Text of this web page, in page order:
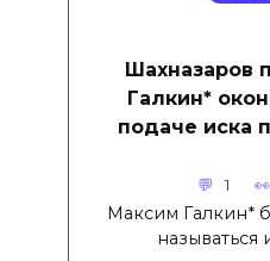
Шахназаров
Галкин*
подаче иска
1
Максим Галкин*
называться